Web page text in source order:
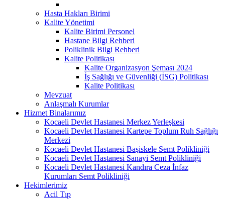
Hasta Hakları Birimi
Kalite Yönetimi
Kalite Birimi Personel
Hastane Bilgi Rehberi
Poliklinik Bilgi Rehberi
Kalite Politikası
Kalite Organizasyon Şeması 2024
İş Sağlığı ve Güvenliği (İSG) Politikası
Kalite Politikası
Mevzuat
Anlaşmalı Kurumlar
Hizmet Binalarımız
Kocaeli Devlet Hastanesi Merkez Yerleşkesi
Kocaeli Devlet Hastanesi Kartepe Toplum Ruh Sağlığı
Merkezi
Kocaeli Devlet Hastanesi Başiskele Semt Polikliniği
Kocaeli Devlet Hastanesi Sanayi Semt Polikliniği
Kocaeli Devlet Hastanesi Kandıra Ceza İnfaz
Kurumları Semt Polikliniği
Hekimlerimiz
Acil Tıp